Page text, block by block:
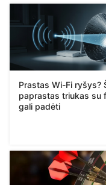
Prastas Wi-Fi ryšys?
paprastas triukas su
gali padėti